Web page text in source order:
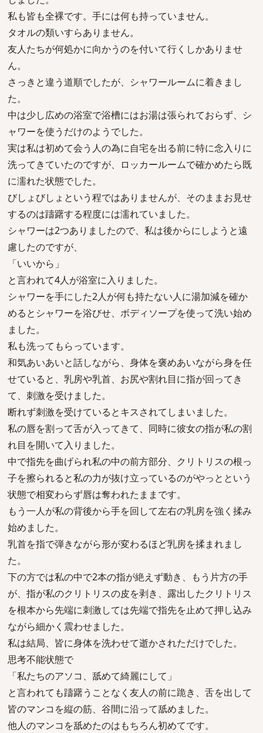
私も皆も全裸です。手には何も持っていません。
タオルの類いすらありません。
友人たちが何処かに向かうのを付いて行くしかありませ
ん。
さっきと違う道順でしたが、シャワールームに着きまし
た。
中は少し広めの浴室で浴槽にはお湯は張られておらず、シ
ャワーを使うだけのようでした。
実は私は初めて会う人の為に自宅を出る前に特に念入りに
洗ってきていたのですが、ロッカールームで確かめたら既
に濡れた状態でした。
びしょびしょという程ではありませんが、そのままお見せ
するのは躊躇する程度には濡れていました。
シャワーは2つありましたので、私は後からにしようと遠
慮したのですが、
「いいから」
と言われて4人が浴室に入りました。
シャワーを手にした2人が何も持たない人に湯加減を確か
めるとシャワーを浴びせ、ボディソープを使って洗い始め
ました。
私も洗ってもらっています。
和気あいあいと話しながら、身体を褒めあいながら身を任
せていると、乳房や乳首、お尻や割れ目に指が回ってき
て、刺激を受けました。
断れず刺激を受けているとキスされてしまいました。
私の唇を割って舌が入ってきて、同時に彼女の指が私の割
れ目を開いて入りました。
中で指先を曲げられ私の中の前方部分、クリトリスの根っ
子を擦られると私の力が抜け立っているのがやっとという
状態で相変わらず唇は奪われたままです。
もう一人が私の背後から手を回して左右の乳房を強く揉み
始めました。
乳首を指で弾きながら形が変わるほど乳房を揉まれまし
た。
下の方では私の中で2本の指が絶えず動き、もう片方の手
が、指が私のクリトリスの皮を剥き、露出したクリトリス
を根本から先端に刺激しては先端で指先を止めて押し込み
ながら細かく震わせました。
私は結局、皆に身体を洗わせて逝かされただけでした。
思考不能状態で
「私たちのアソコ、舐めて綺麗にして」
と言われても躊躇うことなく友人の前に跪き、舌を出して
皆のマンコを縦の筋、谷間に沿って舐めました。
他人のマンコを舐めたのはもちろん初めてです。